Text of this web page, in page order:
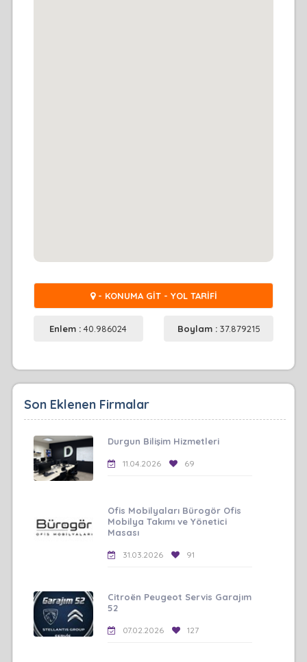
- KONUMA GİT - YOL TARİFİ
Enlem :40.986024 Boylam : 37.879215
Son Eklenen Firmalar
Durgun Bilişim Hizmetleri
11.04.2026 69
Ofis Mobilyaları Bürogör Ofis
Mobilya Takımı ve Yönetici
Masası
31.03.2026 91
Citroën Peugeot Servis Garajım
52
07.02.2026 127